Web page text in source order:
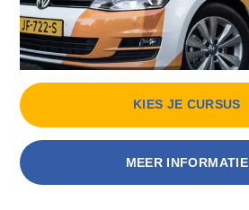
KIES JE CURSUS
MEER INFORMATIE